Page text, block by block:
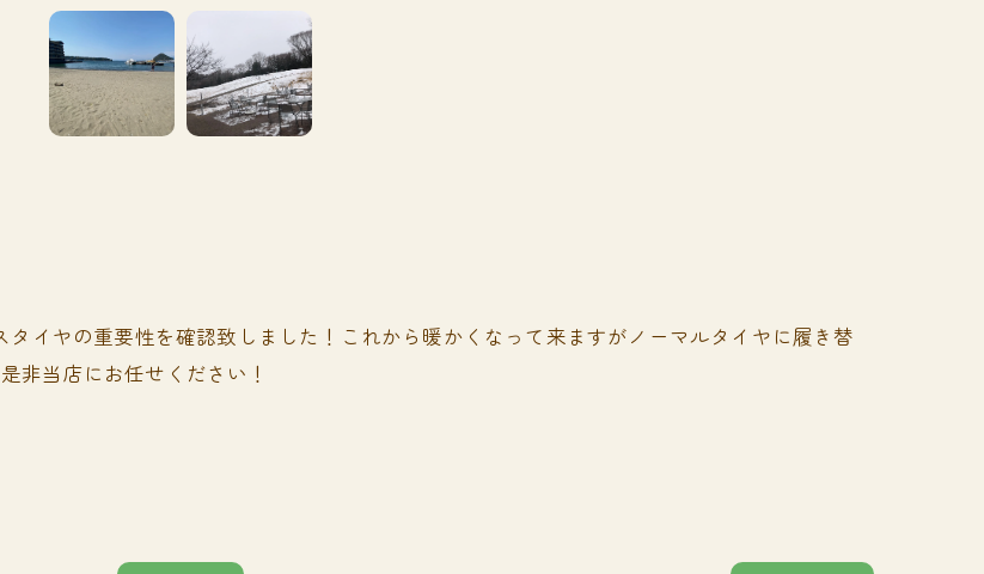
イヤの重要性を確認致しました！これから暖かくなって来ますがノーマルタイヤに履き替
非当店にお任せください！